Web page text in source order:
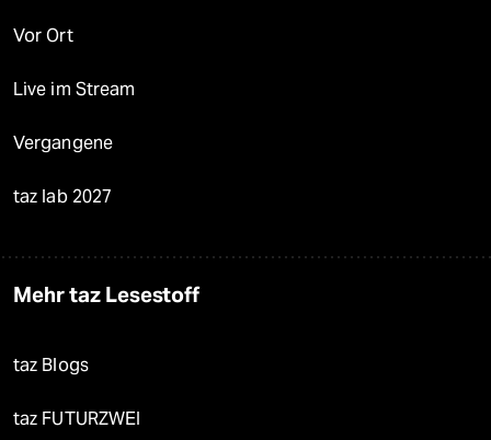
Vor Ort
Live im Stream
Vergangene
taz lab 2027
Mehr taz Lesestoff
taz Blogs
taz FUTURZWEI